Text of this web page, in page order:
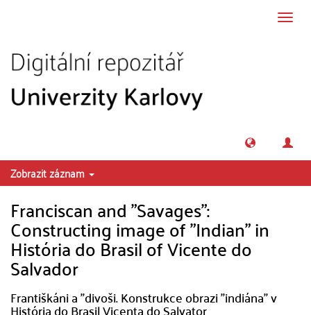
Zobrazit záznam
Franciscan and "Savages":
Constructing image of "Indian" in
História do Brasil of Vicente do
Salvador
Františkáni a "divoši. Konstrukce obrazi "indiána" v